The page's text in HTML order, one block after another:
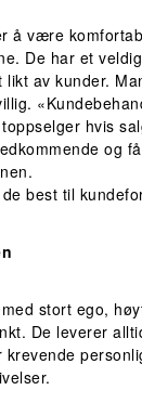
å være
De har et
likt av kunder.
hvis
og
best til
stort ego,
De leverer